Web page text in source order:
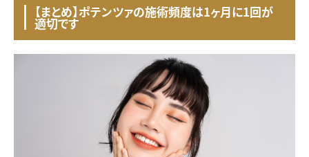
【まとめ】ポテンツァの施術頻度は1ヶ月に1回が
適切です